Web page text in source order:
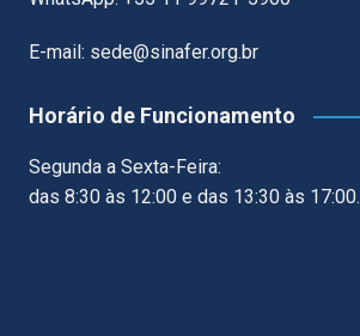
E-mail: sede@sinafer.org.br
Horário de Funcionamento
Segunda a Sexta-Feira:
das 8:30 às 12:00 e das 13:30 às 17:00.